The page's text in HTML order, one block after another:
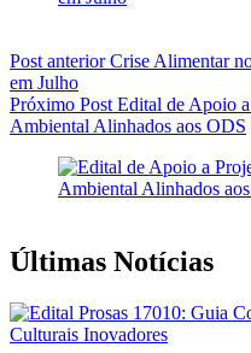
Post anteriorCrise Alimentar
em Julho
Próximo Post Edital de Apoio
Ambiental Alinhados aos ODS
Últimas Notícias